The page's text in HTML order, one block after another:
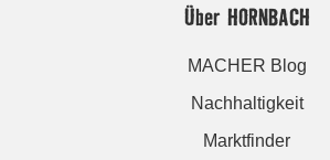
Über HORNBACH
MACHER Blog
Nachhaltigkeit
Marktfinder